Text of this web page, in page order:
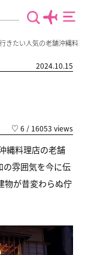
きたい人気の老舗沖縄料
2024.10.15
♡ 6 / 16053 views
縄料理店の老舗
の雰囲気を今に伝
物が昔変わらぬ佇